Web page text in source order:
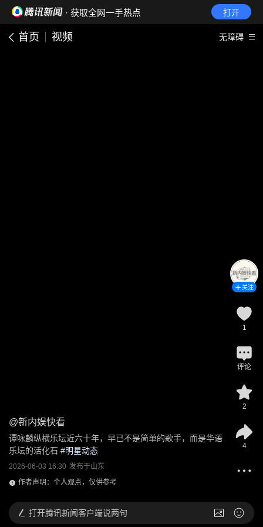
· 获取全网一手热点 打开
首页 视频 无障碍
@新内娱快看
谭咏麟纵横乐坛近六十年，早已不是简单的歌手，而是华语
乐坛的活化石 #明星动态
2026-06-03 16:30 发布于山东
作者声明：个人观点，仅供参考
关注
1
评论
2
4
打开腾讯新闻客户端说两句